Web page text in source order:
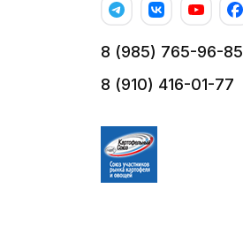
8 (985) 765-96-85
8 (910) 416-01-77